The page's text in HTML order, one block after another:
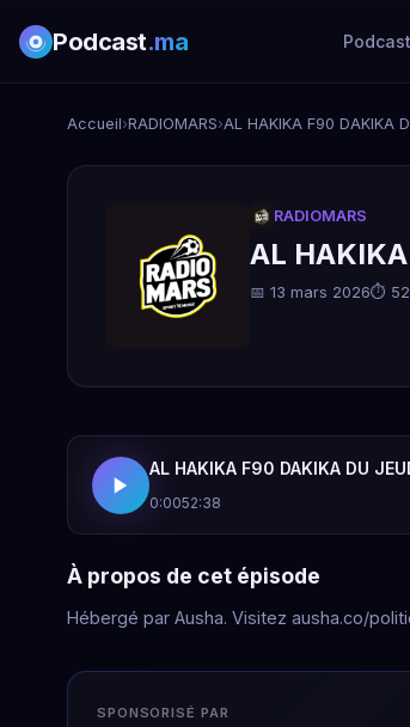
Podcast.ma
Accueil›RADIOMARS›AL HAKIKA F90 DAKIKA
RADIOMARS
AL
📅 13 mars 2026⏱
AL HAKIKA F90 DAKIKA DU
0:0052:38
À propos de cet épisode
Hébergé par Ausha. Visitez ausha.co/
SPONSORISÉ PAR